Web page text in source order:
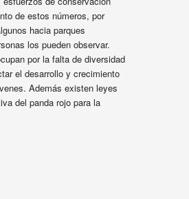
de estos números, por
hacia parques
los pueden observar.
por la falta de diversidad
el desarrollo y crecimiento
Además existen leyes
del panda rojo para la